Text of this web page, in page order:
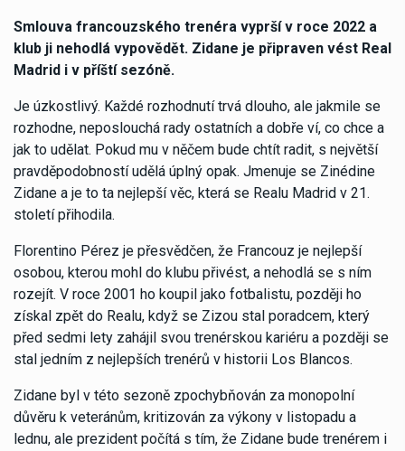
Smlouva francouzského trenéra vyprší v roce 2022 a
klub ji nehodlá vypovědět. Zidane je připraven vést Real
Madrid i v příští sezóně.
Je úzkostlivý. Každé rozhodnutí trvá dlouho, ale jakmile se
rozhodne, neposlouchá rady ostatních a dobře ví, co chce a
jak to udělat. Pokud mu v něčem bude chtít radit, s největší
pravděpodobností udělá úplný opak. Jmenuje se Zinédine
Zidane a je to ta nejlepší věc, která se Realu Madrid v 21.
století přihodila.
Florentino Pérez je přesvědčen, že Francouz je nejlepší
osobou, kterou mohl do klubu přivést, a nehodlá se s ním
rozejít. V roce 2001 ho koupil jako fotbalistu, později ho
získal zpět do Realu, když se Zizou stal poradcem, který
před sedmi lety zahájil svou trenérskou kariéru a později se
stal jedním z nejlepších trenérů v historii Los Blancos.
Zidane byl v této sezoně zpochybňován za monopolní
důvěru k veteránům, kritizován za výkony v listopadu a
lednu, ale prezident počítá s tím, že Zidane bude trenérem i